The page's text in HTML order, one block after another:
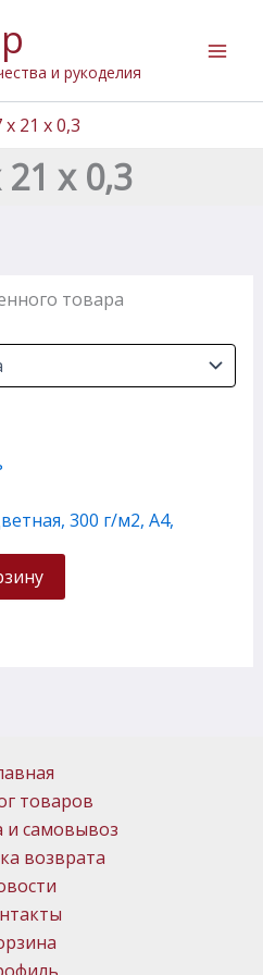
и рукоделия
х 21 х 0,3
21 х 0,3
товара
300 г/м2, A4,
товаров
и самовывоз
возврата